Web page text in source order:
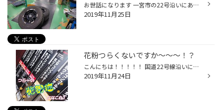
お世話になります 一宮市の22号沿いにあるタイヤ館一宮バイパスです。 セール中たくさんのご来店ありがとうございます。 ご予約いただいた方のタイヤ、ホイールただいま準備中です!! 一部納期のかかる商品も出てまいりました ご予定の方は、ただいまウィンターセール真っ最中のタイヤ館一宮バイパス...
2019年11月25日
花粉つらくないですか～～～！？
こんにちは！！！！！ 国道22号線沿いにある タイヤ館一宮バイパス店 あさだです(*^^)v 秋も深まり冬に近づいていますが 花粉に悩まされている方 いませんか？？？？(;O;) そんな方に朗報！！！ BOSCHのプレミアムエアコンフィルターなら 花粉を忘れて快適なドライブができます(*'▽') 年末に向けて...
2019年11月24日